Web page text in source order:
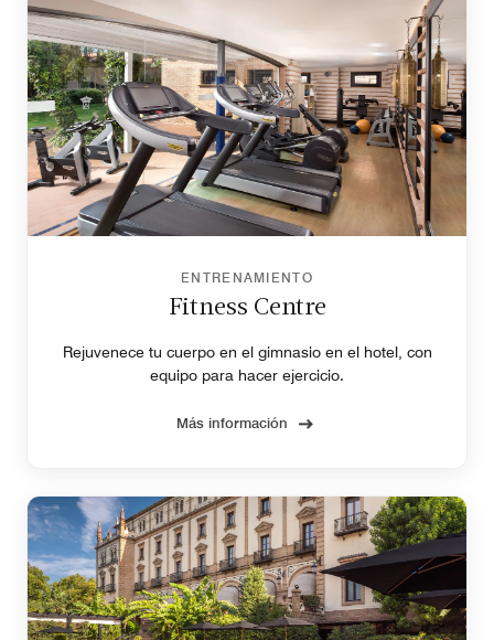
ENTRENAMIENTO
Fitness Centre
Rejuvenece tu cuerpo en el gimnasio en el hotel, con
equipo para hacer ejercicio.
Más información